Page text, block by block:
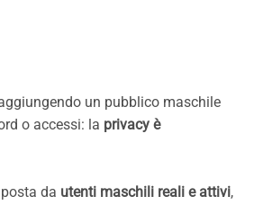
un pubblico maschile
o accessi: la privacy è
da utenti maschili reali e attivi,